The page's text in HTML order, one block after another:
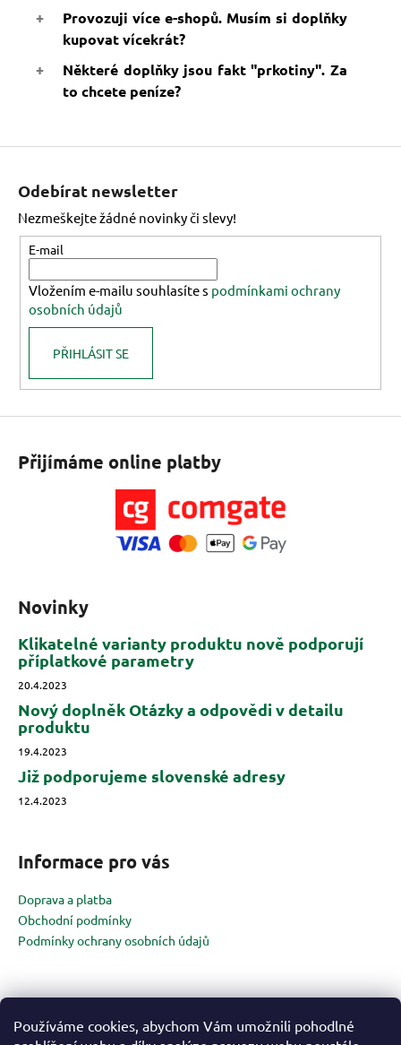
Používáme cookies, abychom Vám umožnili pohodlné
Provozuji více e-shopů. Musím si doplňky
kupovat vícekrát?
Některé doplňky jsou fakt "prkotiny". Za
to chcete peníze?
Odebírat newsletter
Nezmeškejte žádné novinky či slevy!
E-mail
Vložením e-mailu souhlasíte s podmínkami ochrany
osobních údajů
PŘIHLÁSIT SE
Přijímáme online platby
Novinky
Klikatelné varianty produktu nově podporují
příplatkové parametry
20.4.2023
Nový doplněk Otázky a odpovědi v detailu
produktu
19.4.2023
Již podporujeme slovenské adresy
12.4.2023
Informace pro vás
Doprava a platba
Obchodní podmínky
Podmínky ochrany osobních údajů